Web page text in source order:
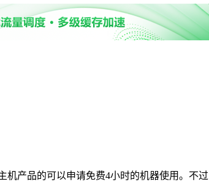
机产品的可以申请免费4小时的机器使用。不